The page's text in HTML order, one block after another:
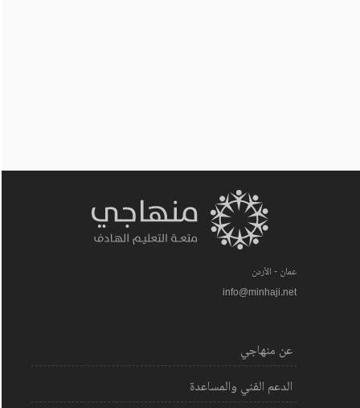
عمان - الأردن
info@minhaji.net
عن منهاجي
الدعم الفني والمساعدة